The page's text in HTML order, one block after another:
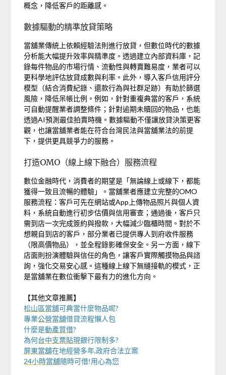
概念，降低客戶的距離感。
數據驅動的精準放貸策略
當舖業傳統上依賴經驗法則進行放貸，但數位時代的數據
分析能大幅提升效率與精準度。透過建立內部資料庫，記
錄每件物品的市場行情、流動性與轉賣難易度，業者可以
更科學地評估放貸成數與利率。此外，導入客戶信用評分
模型（結合消費紀錄、還款行為與社群足跡）有助於篩選
風險，降低呆帳比例。例如，針對重複典當的客戶，系統
可自動提醒業者調整條件；針對逾期未贖回的物品，也能
透過AI預測最佳拍賣時機。數據驅動不僅讓放貸決策更客
觀，也讓當舖業者能在符合台灣民法與當舖業法的前提
下，提供更具競爭力的服務。
打造OMO（線上線下融合）服務流程
數位金融時代，消費者的期望是「無論線上或線下，都能
獲得一致且流暢的體驗」。當舖業者應建立完整的OMO
服務流程：客戶可先在網站或App上傳物品照片與個人資
料，系統自動進行初步估價與信用審查；通過後，客戶只
需到店一次完成簽約與撥款，大幅減少臨櫃時間。對於不
想親自到店的客戶，部分業者已提供專人到府收件服務
（限高價物品），並全程錄影確保安全。另一方面，線下
店面則扮演體驗與信任的角色，讓客戶實際觸摸物品與諮
詢，強化交易安心感。這種線上線下無縫接軌的模式，正
是當舖業在數位衝擊下最有力的進化方向。
【其他文章推薦】
松山區當舖可典當什麼物品呢?
專業公營當舖借貸流程懶人包
什麼是動產質借?
為何台中支票貼現銀行限制多?
屏東當舖在地經營多年,政府合法立案
24小時當舖隨時可借!用心為您